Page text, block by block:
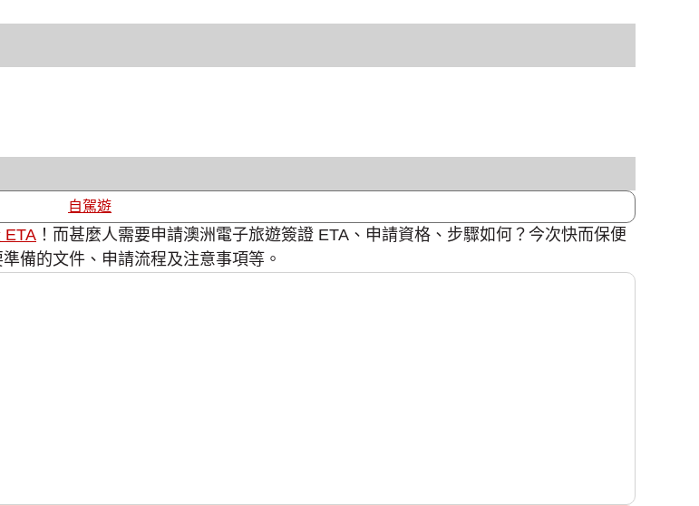
自駕遊
ETA ！而甚麼人需要申請澳洲電子旅遊簽證 ETA、申請資格、步驟如何？今次快而保便
備的文件、申請流程及注意事項等。